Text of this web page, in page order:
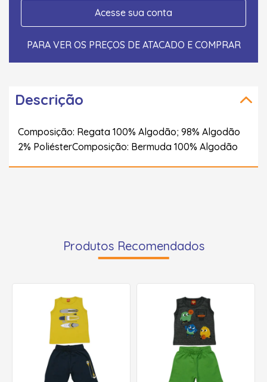
Acesse sua conta
PARA VER OS PREÇOS DE ATACADO E COMPRAR
Descrição
Composição: Regata 100% Algodão; 98% Algodão
2% PoliésterComposição: Bermuda 100% Algodão
Produtos Recomendados